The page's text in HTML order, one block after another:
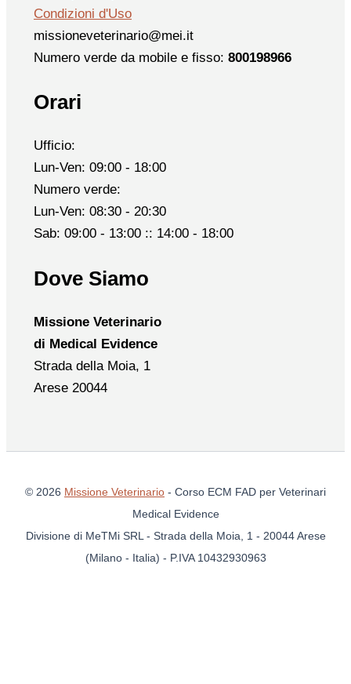
Condizioni d'Uso
missioneveterinario@mei.it
Numero verde da mobile e fisso: 800198966
Orari
Ufficio:
Lun-Ven: 09:00 - 18:00
Numero verde:
Lun-Ven: 08:30 - 20:30
Sab: 09:00 - 13:00 :: 14:00 - 18:00
Dove Siamo
Missione Veterinario
di Medical Evidence
Strada della Moia, 1
Arese 20044
© 2026 Missione Veterinario - Corso ECM FAD per Veterinari
Medical Evidence
Divisione di MeTMi SRL - Strada della Moia, 1 - 20044 Arese
(Milano - Italia) - P.IVA 10432930963